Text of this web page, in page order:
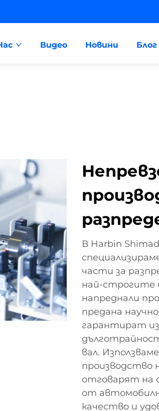
Видео Новини Блог
В Harbin
части за
най-
напреднали
предана
гарантират
вал.
производство
отговарят на
от
качество и